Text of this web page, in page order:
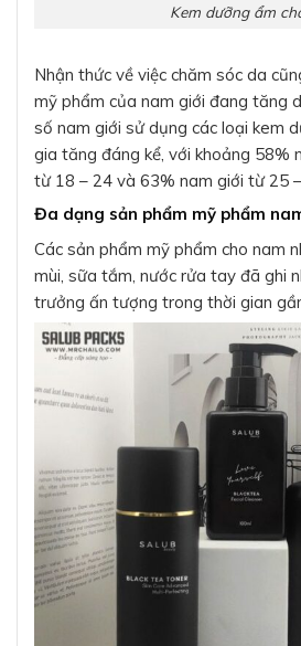
Kem dưỡng ẩm
Nhận thức về việc chăm sóc da
mỹ phẩm của nam giới đang tăng
số nam giới sử dụng các loại kem
gia tăng đáng kể, với khoảng 58%
từ 18 – 24 và 63% nam giới từ 25
Đa dạng sản phẩm mỹ phẩm
Các sản phẩm mỹ phẩm cho nam
mùi, sữa tắm, nước rửa tay đã ghi
trưởng ấn tượng trong thời gian